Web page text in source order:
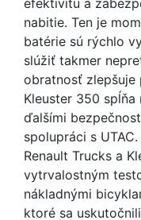
efektivitu a
nabitie. Ten je
batérie sú rýchlo
slúžiť takmer
obratnosť zlepšuje
Kleuster 350
ďalšími
spolupráci s
Renault Trucks a
vytrvalostným
nákladnými
ktoré sa